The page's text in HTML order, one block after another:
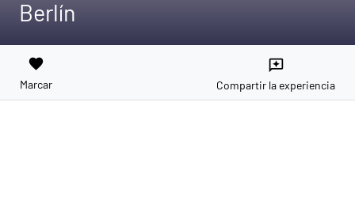
Berlín
favorite
Marcar
reviews
Compartir la experiencia